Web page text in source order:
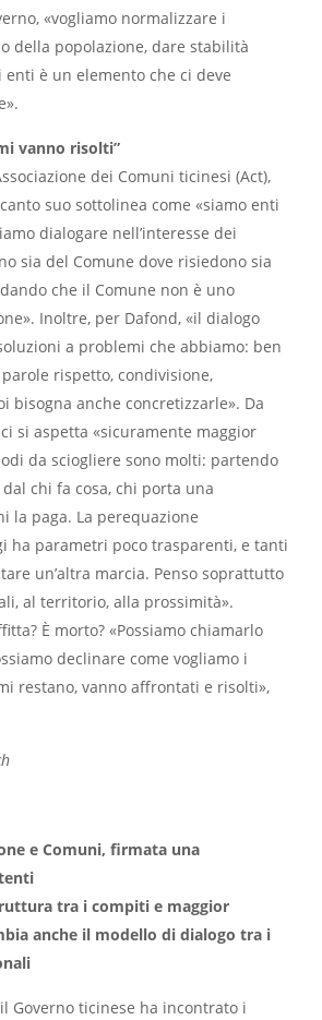
«vogliamo normalizzare i
della popolazione, dare stabilità
è un elemento che ci deve
vanno risolti”
dei Comuni ticinesi (Act),
suo sottolinea come «siamo enti
dialogare nell’interesse dei
sia del Comune dove risiedono sia
che il Comune non è uno
Inoltre, per Dafond, «il dialogo
a problemi che abbiamo: ben
rispetto, condivisione,
bisogna anche concretizzarle». Da
si aspetta «sicuramente maggior
da sciogliere sono molti: partendo
chi fa cosa, chi porta una
la paga. La perequazione
ha parametri poco trasparenti, e tanti
un’altra marcia. Penso soprattutto
al territorio, alla prossimità».
È morto? «Possiamo chiamarlo
declinare come vogliamo i
restano, vanno affrontati e risolti»,
e Comuni, firmata una
tra i compiti e maggior
anche il modello di dialogo tra i
Governo ticinese ha incontrato i